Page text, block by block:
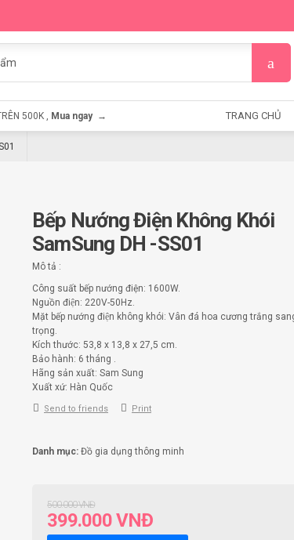
500K , Mua ngay → TRANG CHỦ
Bếp Nướng Điện Không Khói
SamSung DH -SS01
Mô tả :
Công suất bếp nướng điện: 1600W.
Nguồn điện: 220V-50Hz.
Mặt bếp nướng điện không khói: Vân đá hoa cương trắng
trọng.
Kích thước: 53,8 x 13,8 x 27,5 cm.
Bảo hành: 6 tháng .
Hãng sản xuất: Sam Sung
Xuất xứ: Hàn Quốc
Send to friends Print
Danh mục: Đồ gia dụng thông minh
500.000VNĐ
399.000VNĐ